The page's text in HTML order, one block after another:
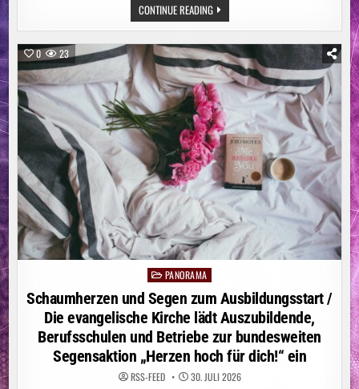
CONTINUE READINGLANDESBISCHOF
I.R.
JOCHEN
BOHL
VERSTORBEN
/
TRAUER
UM
PERSÖNLICHKEIT
MIT
GESTALTUNGSWILLEN
UND
PRÄGEKRAFT
0 23
Posted
in
PANORAMA
Schaumherzen und Segen zum Ausbildungsstart /
Die evangelische Kirche lädt Auszubildende,
Berufsschulen und Betriebe zur bundesweiten
Segensaktion „Herzen hoch für dich!“ ein
RSS-FEED 30. JULI 2026